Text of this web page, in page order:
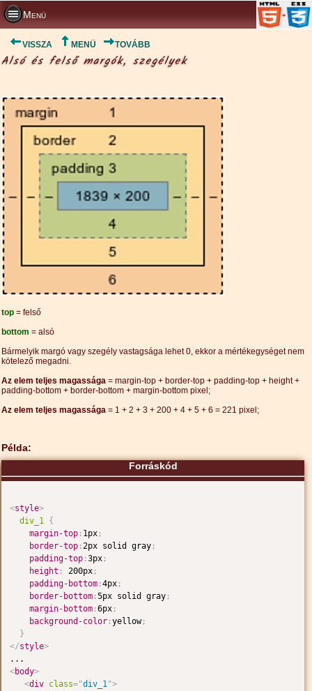
Menü
VISSZA MENÜ TOVÁBB
Alsó és felső margók, szegélyek
top = felső
bottom = alsó
Bármelyik margó vagy szegély vastagsága lehet 0, ekkor a mértékegységet nem
kötelező megadni.
Az elem teljes magassága = margin-top + border-top + padding-top + height +
padding-bottom + border-bottom + margin-bottom pixel;
Az elem teljes magassága = 1 + 2 + 3 + 200 + 4 + 5 + 6 = 221 pixel;
Példa:
Forráskód
<style>
div_1 {
margin-top : 1px ;
border-top :2px solid gray ;
padding-top :3px ;
height : 200px ;
padding-bottom :4px ;
border-bottom :5px solid gray ;
margin-bottom :6px ;
background-color :yellow;
}
</style>
<body>
<div class="div_1">